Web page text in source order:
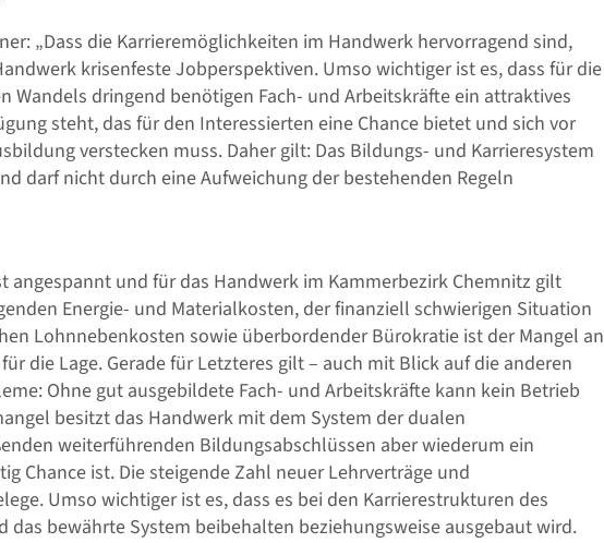
„Dass die Karrieremöglichkeiten im Handwerk hervorragend sind,
krisenfeste Jobperspektiven. Umso wichtiger ist es, dass für die
Wandels dringend benötigen Fach- und Arbeitskräfte ein attraktives
steht, das für den Interessierten eine Chance bietet und sich vor
verstecken muss. Daher gilt: Das Bildungs- und Karrieresystem
darf nicht durch eine Aufweichung der bestehenden Regeln
angespannt und für das Handwerk im Kammerbezirk Chemnitz gilt
Energie- und Materialkosten, der finanziell schwierigen Situation
Lohnnebenkosten sowie überbordender Bürokratie ist der Mangel an
die Lage. Gerade für Letzteres gilt – auch mit Blick auf die anderen
Ohne gut ausgebildete Fach- und Arbeitskräfte kann kein Betrieb
besitzt das Handwerk mit dem System der dualen
weiterführenden Bildungsabschlüssen aber wiederum ein
Chance ist. Die steigende Zahl neuer Lehrverträge und
Umso wichtiger ist es, dass es bei den Karrierestrukturen des
bewährte System beibehalten beziehungsweise ausgebaut wird.